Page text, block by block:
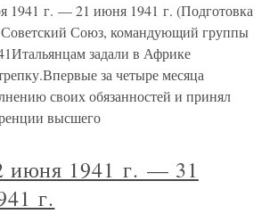
1941 г. — 21 июня 1941 г. (Подготовка
Союз, командующий группы
задали в Африке
за четыре месяца
своих обязанностей и принял
высшего
июня 1941 г. — 31
г.